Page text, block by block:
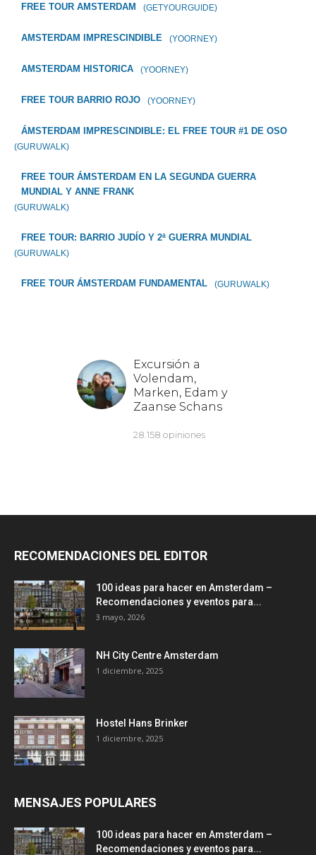
FREE TOUR AMSTERDAM (GETYOURGUIDE)
AMSTERDAM IMPRESCINDIBLE (YOORNEY)
AMSTERDAM HISTORICA (YOORNEY)
FREE TOUR BARRIO ROJO (YOORNEY)
ÁMSTERDAM IMPRESCINDIBLE: EL FREE TOUR #1 DE OSO
(GURUWALK)
FREE TOUR ÁMSTERDAM EN LA SEGUNDA GUERRA
MUNDIAL Y ANNE FRANK
(GURUWALK)
FREE TOUR: BARRIO JUDÍO Y 2ª GUERRA MUNDIAL
(GURUWALK)
FREE TOUR ÁMSTERDAM FUNDAMENTAL (GURUWALK)
RECOMENDACIONES DEL EDITOR
100 ideas para hacer en Amsterdam –
Recomendaciones y eventos para...
3 mayo, 2026
NH City Centre Amsterdam
1 diciembre, 2025
Hostel Hans Brinker
1 diciembre, 2025
MENSAJES POPULARES
100 ideas para hacer en Amsterdam –
Recomendaciones y eventos para...